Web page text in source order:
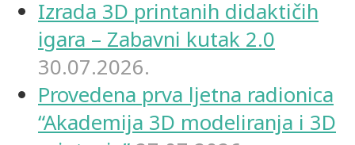
Izrada 3D printanih didaktičih
igara – Zabavni kutak 2.0
30.07.2026.
Provedena prva ljetna radionica
“Akademija 3D modeliranja i 3D